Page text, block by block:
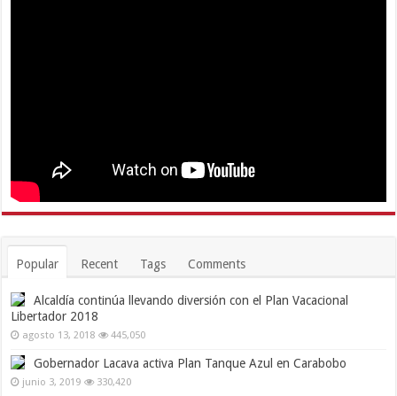
Popular Recent Tags Comments
Alcaldía continúa llevando diversión con el Plan Vacacional
Libertador 2018
agosto 13, 2018 445,050
Gobernador Lacava activa Plan Tanque Azul en Carabobo
junio 3, 2019 330,420